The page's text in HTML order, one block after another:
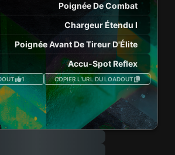
Poignée De Combat
Chargeur Étendu I
Poignée Avant De Tireur D'Élite
Accu-Spot Reflex
1 COPIER L’URL DU LOADOUT